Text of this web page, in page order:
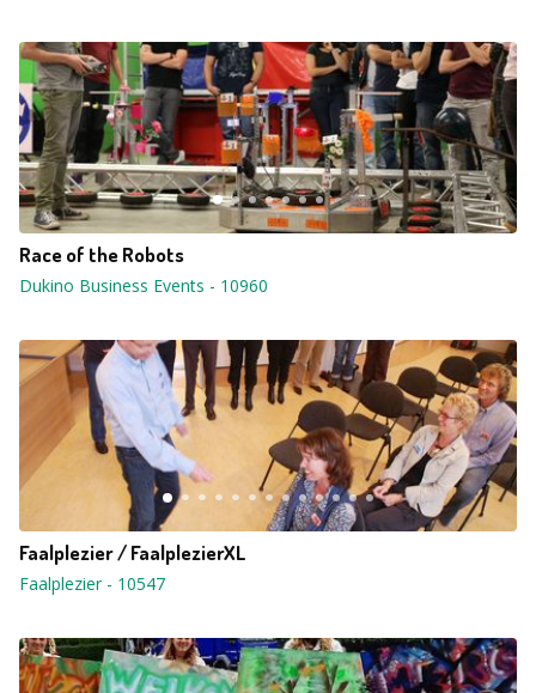
Race of the Robots
Dukino Business Events - 10960
Faalplezier / FaalplezierXL
Faalplezier- 10547